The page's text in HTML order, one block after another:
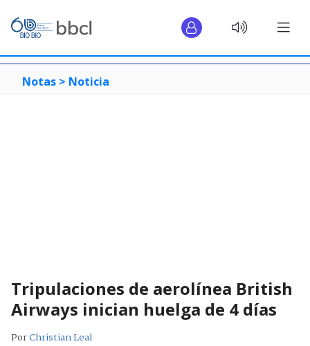
Notas > Noticia
Tripulaciones de aerolínea British
Airways inician huelga de 4 días
PorChristian Leal